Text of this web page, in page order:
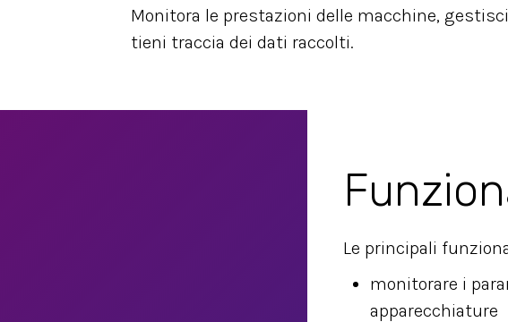
Monitora le prestazioni delle macchine,
tieni traccia dei dati raccolti.
Le principali
monitorare i
apparecchiature